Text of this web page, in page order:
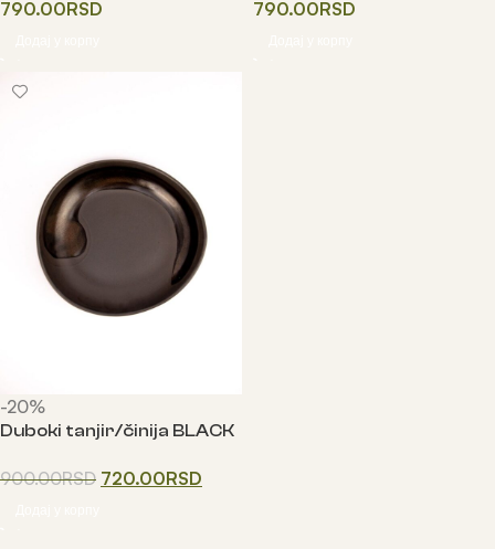
790.00RSD 790.00RSD
-20%
Duboki tanjir/činija BLACK
900.00RSD 720.00RSD